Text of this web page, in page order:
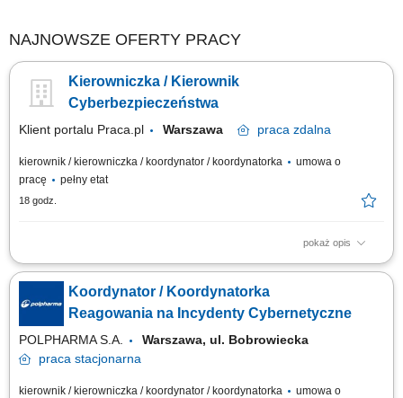
NAJNOWSZE OFERTY PRACY
Kierowniczka / Kierownik
Cyberbezpieczeństwa
Klient portalu Praca.pl Warszawa praca zdalna
kierownik / kierowniczka / koordynator / koordynatorka
umowa o
pracę
pełny etat
18 godz.
pokaż opis
Zarządzanie pracą zespołu CERT i zapewnienie ciągłości jego działania.
Koordynowanie obsługi oraz eskalacji incydentów cyberbezpieczeństwa.
Rozwijanie, motywowanie i organizowanie pracy zespołu. Nadzór nad
narzędziami do wykrywania i reagowania na incydenty (m.in. SIEM,
SOAR, EDR/XDR,...
Koordynator / Koordynatorka
Reagowania na Incydenty Cybernetyczne
POLPHARMA S.A.
Warszawa, ul. Bobrowiecka
praca stacjonarna
kierownik / kierowniczka / koordynator / koordynatorka
umowa o